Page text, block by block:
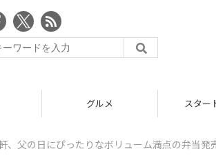
グルメ スター
、父の日にぴったりなボリューム満点の弁当発